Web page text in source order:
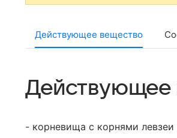
Действующее вещество
Действующее
- корневища с корнями